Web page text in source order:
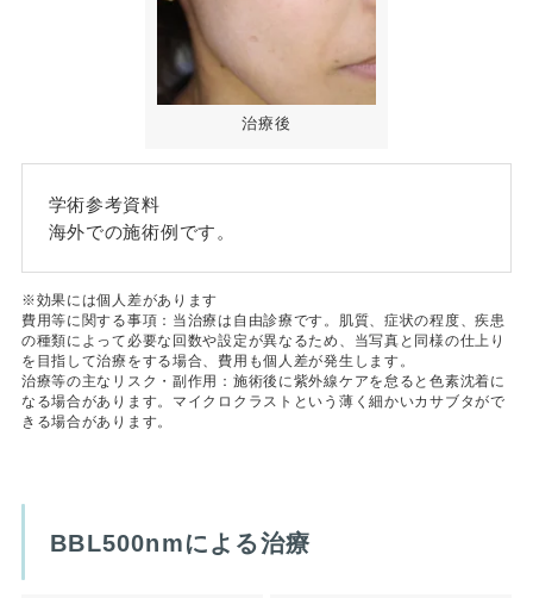
治療後
学術参考資料
海外での施術例です。
※効果には個人差があります
費用等に関する事項：当治療は自由診療です。肌質、症状の程度、疾患
の種類によって必要な回数や設定が異なるため、当写真と同様の仕上り
を目指して治療をする場合、費用も個人差が発生します。
治療等の主なリスク・副作用：施術後に紫外線ケアを怠ると色素沈着に
なる場合があります。マイクロクラストという薄く細かいカサブタがで
きる場合があります。
BBL500nmによる治療